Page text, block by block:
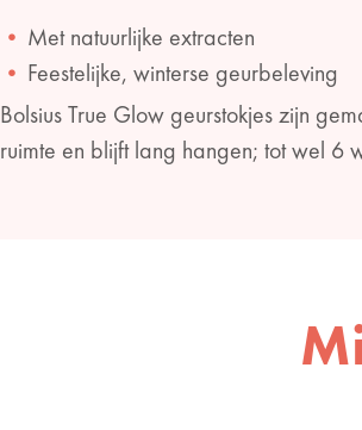
Met natuurlijke extracten
Feestelijke, winterse geurbeleving
Bolsius True Glow geurstokjes zijn
ruimte en blijft lang hangen; tot wel 6